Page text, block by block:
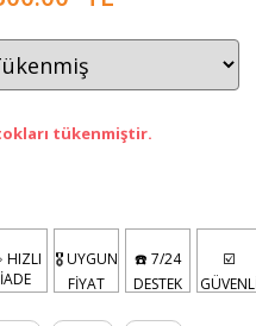
tükenmiştir.
HIZLI
İADE
🎖️ UYGUN
FİYAT
☎️ 7/24
DESTEK
☑️